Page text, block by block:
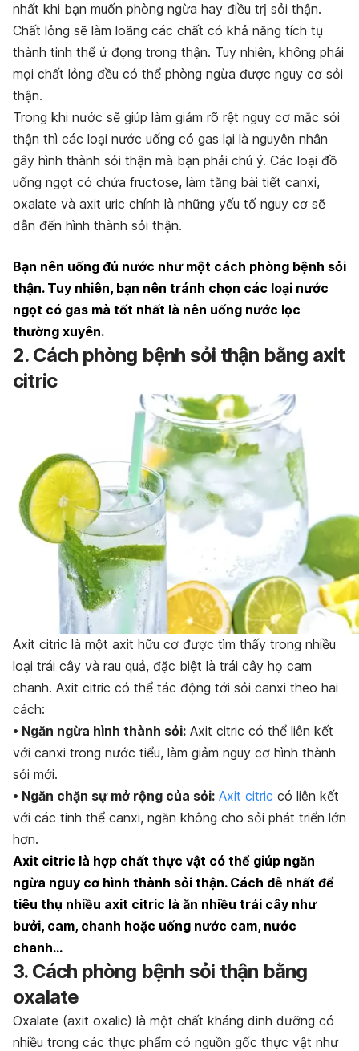
nhất khi bạn muốn phòng ngừa hay điều trị sỏi thận.
Chất lỏng sẽ làm loãng các chất có khả năng tích tụ
thành tinh thể ứ đọng trong thận. Tuy nhiên, không phải
mọi chất lỏng đều có thể phòng ngừa được nguy cơ sỏi
thận.
Trong khi nước sẽ giúp làm giảm rõ rệt nguy cơ mắc sỏi
thận thì các loại nước uống có gas lại là nguyên nhân
gây hình thành sỏi thận mà bạn phải chú ý. Các loại đồ
uống ngọt có chứa fructose, làm tăng bài tiết canxi,
oxalate và axit uric chính là những yếu tố nguy cơ sẽ
dẫn đến hình thành sỏi thận.
Bạn nên uống đủ nước như một cách phòng bệnh sỏi
thận. Tuy nhiên, bạn nên tránh chọn các loại nước
ngọt có gas mà tốt nhất là nên uống nước lọc
thường xuyên.
2. Cách phòng bệnh sỏi thận bằng axit
citric
Axit citric là một axit hữu cơ được tìm thấy trong nhiều
loại trái cây và rau quả, đặc biệt là trái cây họ cam
chanh. Axit citric có thể tác động tới sỏi canxi theo hai
cách:
• Ngăn ngừa hình thành sỏi: Axit citric có thể liên kết
với canxi trong nước tiểu, làm giảm nguy cơ hình thành
sỏi mới.
• Ngăn chặn sự mở rộng của sỏi: Axit citric có liên kết
với các tinh thể canxi, ngăn không cho sỏi phát triển lớn
hơn.
Axit citric là hợp chất thực vật có thể giúp ngăn
ngừa nguy cơ hình thành sỏi thận. Cách dễ nhất để
tiêu thụ nhiều axit citric là ăn nhiều trái cây như
bưởi, cam, chanh hoặc uống nước cam, nước
chanh…
3. Cách phòng bệnh sỏi thận bằng
oxalate
Oxalate (axit oxalic) là một chất kháng dinh dưỡng có
nhiều trong các thực phẩm có nguồn gốc thực vật như